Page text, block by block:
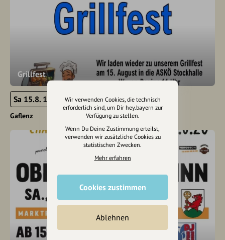
Grillfest
Sa 15.8. 11:00 - 23:59
Gaflenz
Wir verwenden Cookies, die technisch
erforderlich sind, um Dir hey.bayern zur
Verfügung zu stellen.
Wenn Du Deine Zustimmung erteilst,
verwenden wir zusätzliche Cookies zu
statistischen Zwecken.
Mehr erfahren
Cookies zustimmen
Ablehnen